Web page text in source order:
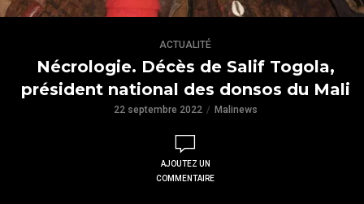
ACTUALITÉ
Nécrologie. Décès de Salif Togola,
président national des donsos du Mali
22 septembre 2022 Malinews
AJOUTEZ UN
COMMENTAIRE